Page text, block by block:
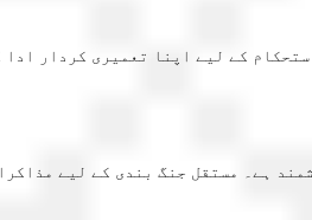
کے لیے اپنا تعمیری کردار ادا
ہے۔ مستقل جنگ بندی کے لیے